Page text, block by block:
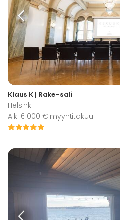
Klaus K | Rake-sali
Helsinki
Alk. 6 000 € myyntitakuu